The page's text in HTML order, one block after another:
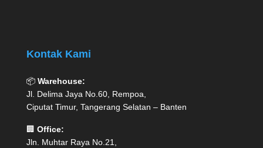
Kontak Kami
📦 Warehouse:
Jl. Delima Jaya No.60, Rempoa,
Ciputat Timur, Tangerang Selatan – Banten
🏢 Office:
Jln. Muhtar Raya No.21,